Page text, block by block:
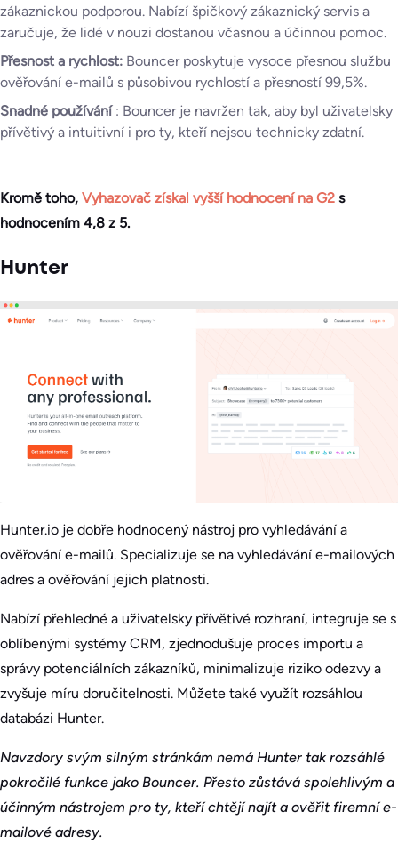
zákaznickou podporou. Nabízí špičkový zákaznický servis a
zaručuje, že lidé v nouzi dostanou včasnou a účinnou pomoc.
Přesnost a rychlost: Bouncer poskytuje vysoce přesnou službu
ověřování e-mailů s působivou rychlostí a přesností 99,5%.
Snadné používání : Bouncer je navržen tak, aby byl uživatelsky
přívětivý a intuitivní i pro ty, kteří nejsou technicky zdatní.
Kromě toho, Vyhazovač získal vyšší hodnocení na G2 s
hodnocením 4,8 z 5.
Hunter
Hunter.io je dobře hodnocený nástroj pro vyhledávání a
ověřování e-mailů. Specializuje se na vyhledávání e-mailových
adres a ověřování jejich platnosti.
Nabízí přehledné a uživatelsky přívětivé rozhraní, integruje se s
oblíbenými systémy CRM, zjednodušuje proces importu a
správy potenciálních zákazníků, minimalizuje riziko odezvy a
zvyšuje míru doručitelnosti. Můžete také využít rozsáhlou
databázi Hunter.
Navzdory svým silným stránkám nemá Hunter tak rozsáhlé
pokročilé funkce jako Bouncer. Přesto zůstává spolehlivým a
účinným nástrojem pro ty, kteří chtějí najít a ověřit firemní e-
mailové adresy.